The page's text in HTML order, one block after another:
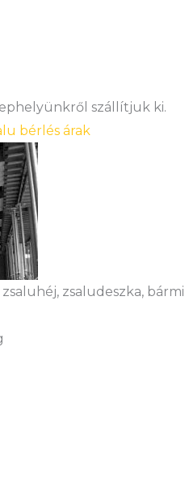
szállítjuk ki.
bérlés árak
zsaludeszka,